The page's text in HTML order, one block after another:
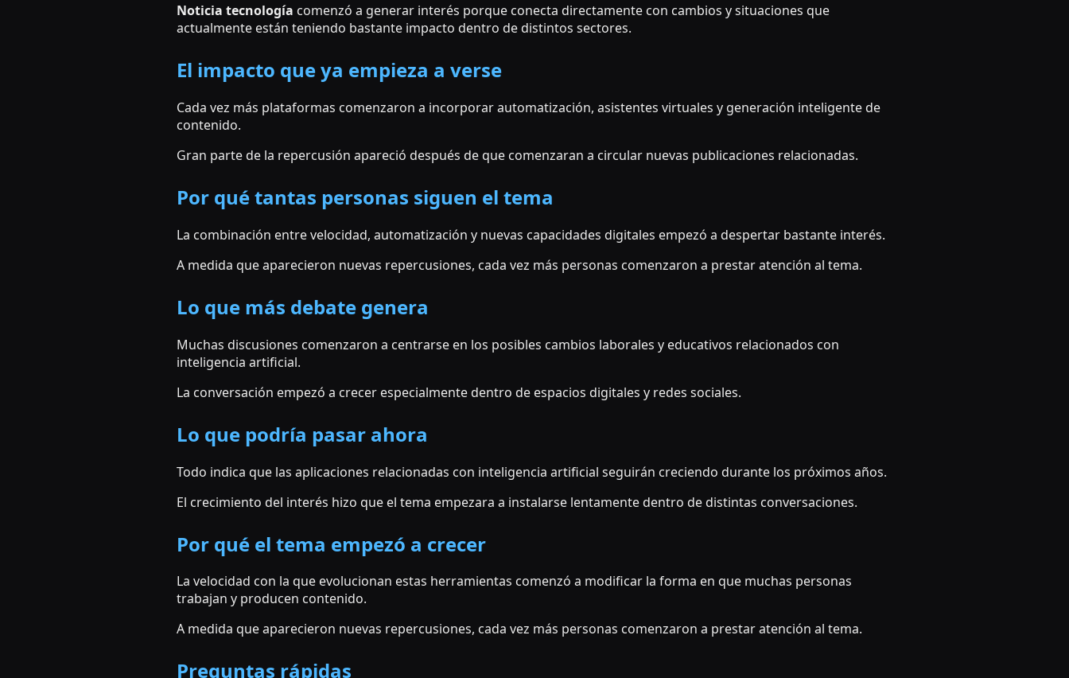
Noticia tecnología comenzó a generar interés porque conecta directamente con cambios y situaciones que
actualmente están teniendo bastante impacto dentro de distintos sectores.
El impacto que ya empieza a verse
Cada vez más plataformas comenzaron a incorporar automatización, asistentes virtuales y generación inteligente de
contenido.
Gran parte de la repercusión apareció después de que comenzaran a circular nuevas publicaciones relacionadas.
Por qué tantas personas siguen el tema
La combinación entre velocidad, automatización y nuevas capacidades digitales empezó a despertar bastante interés.
A medida que aparecieron nuevas repercusiones, cada vez más personas comenzaron a prestar atención al tema.
Lo que más debate genera
Muchas discusiones comenzaron a centrarse en los posibles cambios laborales y educativos relacionados con
inteligencia artificial.
La conversación empezó a crecer especialmente dentro de espacios digitales y redes sociales.
Lo que podría pasar ahora
Todo indica que las aplicaciones relacionadas con inteligencia artificial seguirán creciendo durante los próximos años.
El crecimiento del interés hizo que el tema empezara a instalarse lentamente dentro de distintas conversaciones.
Por qué el tema empezó a crecer
La velocidad con la que evolucionan estas herramientas comenzó a modificar la forma en que muchas personas
trabajan y producen contenido.
A medida que aparecieron nuevas repercusiones, cada vez más personas comenzaron a prestar atención al tema.
Preguntas rápidas